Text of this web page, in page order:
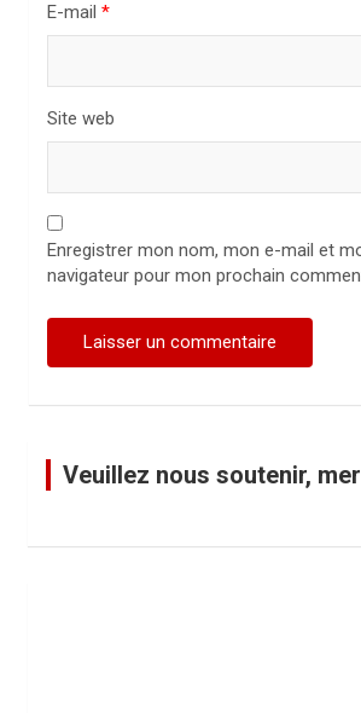
E-mail *
Site web
Enregistrer mon nom, mon e-mail et
navigateur pour mon prochain
Veuillez nous soutenir,